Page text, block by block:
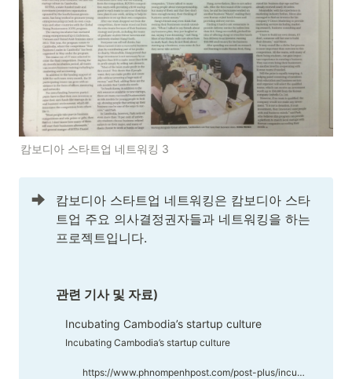
캄보디아 스타트업 네트워킹 3
캄보디아 스타트업 네트워킹은 캄보디아 스타
트업 주요 의사결정권자들과 네트워킹을 하는
프로젝트입니다.
관련 기사 및 자료)
Incubating Cambodia’s startup culture
​​Incubating Cambodia’s startup culture​
https://www.phnompenhpost.com/post-plus/incubating-cambodias-startup-culture